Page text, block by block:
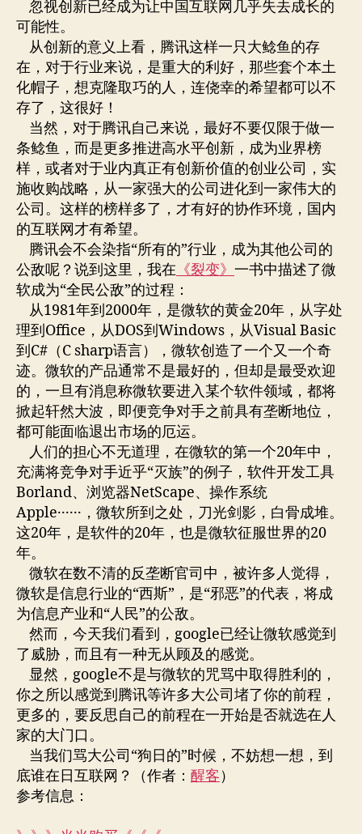
忽视创新已经成为让中国互联网几乎失去成长的
可能性。
从创新的意义上看，腾讯这样一只大鲶鱼的存
在，对于行业来说，是重大的利好，那些套个本土
化帽子，想克隆取巧的人，连侥幸的希望都可以不
存了，这很好！
当然，对于腾讯自己来说，最好不要仅限于做一
条鲶鱼，而是更多推进高水平创新，成为业界榜
样，或者对于业内真正有创新价值的创业公司，实
施收购战略，从一家强大的公司进化到一家伟大的
公司。这样的榜样多了，才有好的协作环境，国内
的互联网才有希望。
腾讯会不会染指“所有的”行业，成为其他公司的
公敌呢？说到这里，我在 《裂变》 一书中描述了微
软成为“全民公敌”的过程：
从1981年到2000年，是微软的黄金20年，从字处
理到Office，从DOS到Windows，从Visual Basic
到C#（C sharp语言），微软创造了一个又一个奇
迹。微软的产品通常不是最好的，但却是最受欢迎
的，一旦有消息称微软要进入某个软件领域，都将
掀起轩然大波，即便竞争对手之前具有垄断地位，
都可能面临退出市场的厄运。
人们的担心不无道理，在微软的第一个20年中，
充满将竞争对手近乎“灭族”的例子，软件开发工具
Borland、浏览器NetScape、操作系统
Apple······，微软所到之处，刀光剑影，白骨成堆。
这20年，是软件的20年，也是微软征服世界的20
年。
微软在数不清的反垄断官司中，被许多人觉得，
微软是信息行业的“西斯”，是“邪恶”的代表，将成
为信息产业和“人民”的公敌。
然而，今天我们看到，google已经让微软感觉到
了威胁，而且有一种无从顾及的感觉。
显然，google不是与微软的咒骂中取得胜利的，
你之所以感觉到腾讯等许多大公司堵了你的前程，
更多的，要反思自己的前程在一开始是否就选在人
家的大门口。
当我们骂大公司“狗日的”时候，不妨想一想，到
底谁在日互联网？（作者： 醒客）
参考信息：